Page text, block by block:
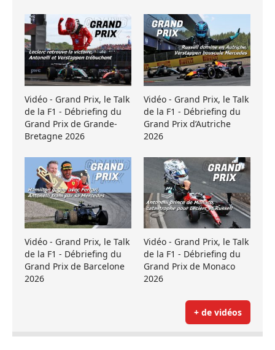
Vidéo - Grand Prix, le Talk
de la F1 - Débriefing du
Grand Prix de Grande-
Bretagne 2026
Vidéo - Grand Prix, le Talk
de la F1 - Débriefing du
Grand Prix d’Autriche
2026
Vidéo - Grand Prix, le Talk
de la F1 - Débriefing du
Grand Prix de Barcelone
2026
Vidéo - Grand Prix, le Talk
de la F1 - Débriefing du
Grand Prix de Monaco
2026
+ de vidéos